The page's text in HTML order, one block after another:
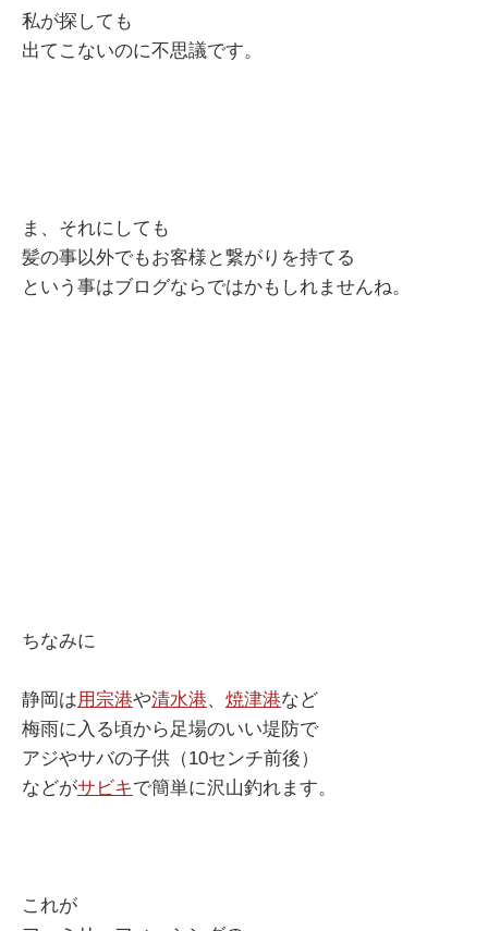
私が探しても
出てこないのに不思議です。
ま、それにしても
髪の事以外でもお客様と繋がりを持てる
という事はブログならではかもしれませんね。
ちなみに
静岡は用宗港や清水港、 焼津港など
梅雨に入る頃から足場のいい堤防で
アジやサバの子供（10センチ前後）
などがサビキで簡単に沢山釣れます。
これが